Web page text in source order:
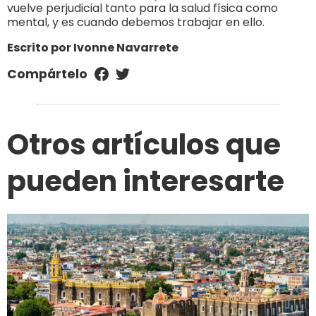
vuelve perjudicial tanto para la salud física como
mental, y es cuando debemos trabajar en ello.
Escrito por Ivonne Navarrete
Compártelo
Otros artículos que
pueden interesarte